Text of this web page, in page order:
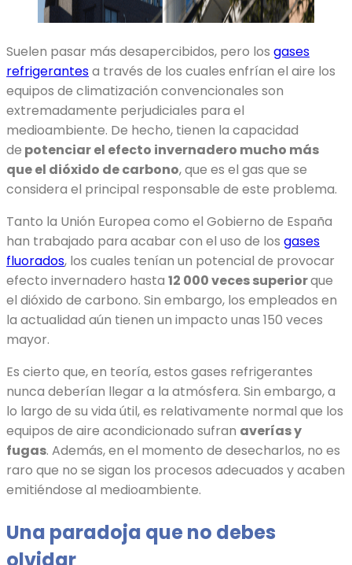
Suelen pasar más desapercibidos, pero los gases
refrigerantesa través de los cuales enfrían el aire los
equipos de climatización convencionales son
extremadamente perjudiciales para el
medioambiente. De hecho, tienen la capacidad
de potenciar el efecto invernadero mucho más
que el dióxido de carbono, que es el gas que se
considera el principal responsable de este problema.
Tanto la Unión Europea como el Gobierno de España
han trabajado para acabar con el uso de los gases
fluorados, los cuales tenían un potencial de provocar
efecto invernadero hasta 12 000 veces superiorque
el dióxido de carbono. Sin embargo, los empleados en
la actualidad aún tienen un impacto unas 150 veces
mayor.
Es cierto que, en teoría, estos gases refrigerantes
nunca deberían llegar a la atmósfera. Sin embargo, a
lo largo de su vida útil, es relativamente normal que los
equipos de aire acondicionado sufran averías y
fugas. Además, en el momento de desecharlos, no es
raro que no se sigan los procesos adecuados y acaben
emitiéndose al medioambiente.
Una paradoja que no debes